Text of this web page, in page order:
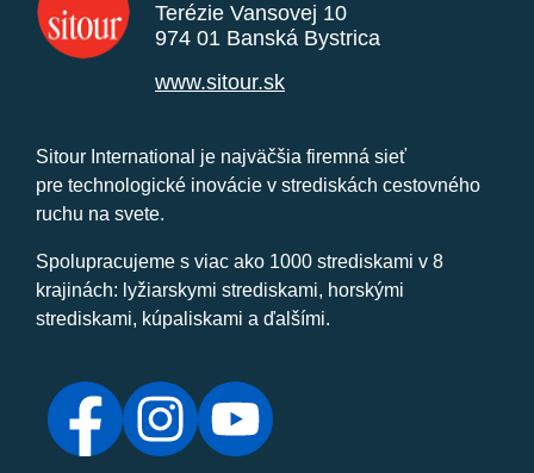
Terézie Vansovej 10
974 01 Banská Bystrica
www.sitour.sk
Sitour International je najväčšia firemná sieť
pre technologické inovácie v strediskách cestovného
ruchu na svete.
Spolupracujeme s viac ako 1000 strediskami v 8
krajinách: lyžiarskymi strediskami, horskými
strediskami, kúpaliskami a ďalšími.